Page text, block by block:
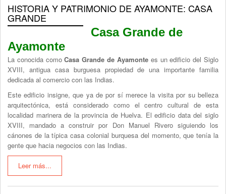
HISTORIA Y PATRIMONIO DE AYAMONTE: CASA
GRANDE
Casa Grande de
Ayamonte
La conocida comoCasa Grande de Ayamontees un edificio del Siglo
XVIII, antigua casa burguesa propiedad de una importante familia
dedicada al comercio con las Indias.
Este edificio insigne, que ya de por sí merece la visita por su belleza
arquitectónica, está considerado como el centro cultural de esta
localidad marinera de la provincia de Huelva. El edificio data del siglo
XVIII, mandado a construir por Don Manuel Rivero siguiendo los
cánones de la típica casa colonial burquesa del momento, que tenía la
gente que hacia negocios con las Indias.
Leer más...